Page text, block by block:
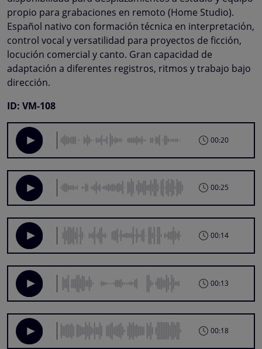
propio para grabaciones en remoto (Home Studio).
Español nativo con formación técnica en interpretación,
control vocal y versatilidad para proyectos de ficción,
locución comercial y canto. Gran capacidad de
adaptación a diferentes registros, ritmos y trabajo bajo
dirección.
ID: VM-108
00:20
00:25
00:14
00:13
00:18